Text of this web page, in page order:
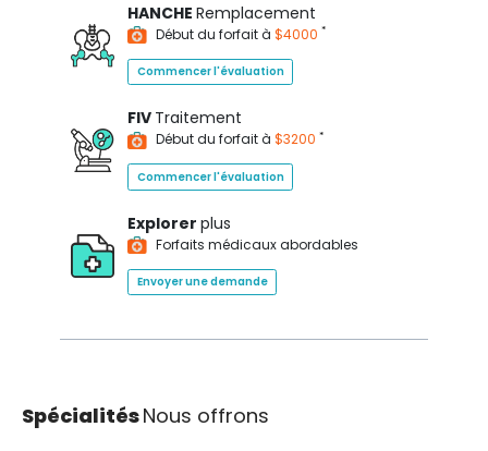
HANCHE Remplacement
Début du forfait à $4000 *
Commencer l'évaluation
FIV Traitement
Début du forfait à $3200 *
Commencer l'évaluation
Explorer plus
Forfaits médicaux abordables
Envoyer une demande
SpécialitésNous offrons